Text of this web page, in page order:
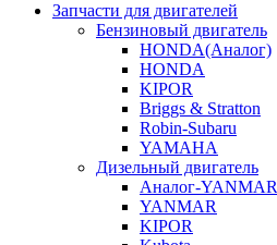
Запчасти для двигателей
Бензиновый двигатель
HONDA(Aналог)
HONDA
KIPOR
Briggs & Stratton
Robin-Subaru
YAMAHA
Дизельный двигатель
Аналог-YANMAR
YANMAR
KIPOR